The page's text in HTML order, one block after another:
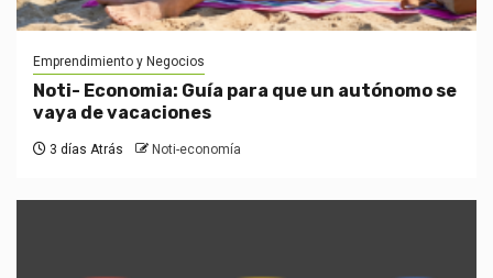
Emprendimiento y Negocios
Noti- Economia: Guía para que un autónomo se
vaya de vacaciones
3 días Atrás Noti-economía